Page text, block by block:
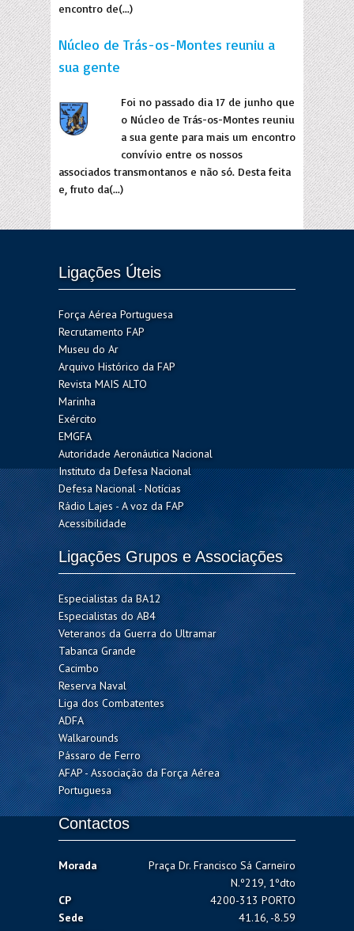
encontro de(...)
Núcleo de Trás-os-Montes reuniu a
sua gente
Foi no passado dia 17 de junho que
o Núcleo de Trás-os-Montes reuniu
a sua gente para mais um encontro
convívio entre os nossos
associados transmontanos e não só. Desta feita
e, fruto da(...)
Ligações Úteis
Força Aérea Portuguesa
Recrutamento FAP
Museu do Ar
Arquivo Histórico da FAP
Revista MAIS ALTO
Marinha
Exército
EMGFA
Autoridade Aeronáutica Nacional
Instituto da Defesa Nacional
Defesa Nacional - Notícias
Rádio Lajes - A voz da FAP
Acessibilidade
Ligações Grupos e Associações
Especialistas da BA12
Especialistas do AB4
Veteranos da Guerra do Ultramar
Tabanca Grande
Cacimbo
Reserva Naval
Liga dos Combatentes
ADFA
Walkarounds
Pássaro de Ferro
AFAP - Associação da Força Aérea
Portuguesa
Contactos
Morada
Praça Dr. Francisco Sá Carneiro
N.º219, 1ºdto
CP
4200-313 PORTO
Sede
41.16, -8.59